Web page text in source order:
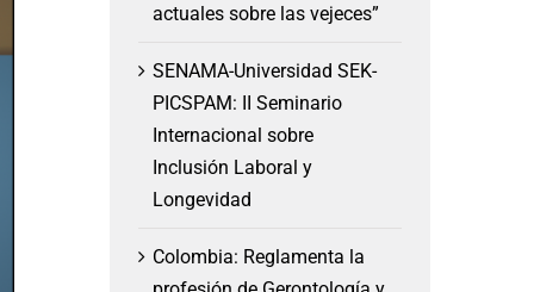
actuales sobre las vejeces”
SENAMA-Universidad SEK-
PICSPAM: II Seminario
Internacional sobre
Inclusión Laboral y
Longevidad
Colombia: Reglamenta la